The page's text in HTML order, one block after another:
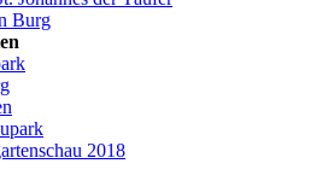
Burg
2018